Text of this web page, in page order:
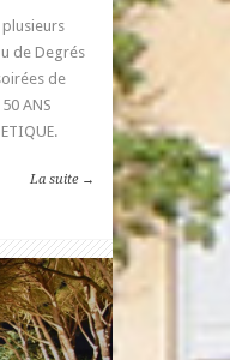
plusieurs
de Degrés
de
ANS
La suite →